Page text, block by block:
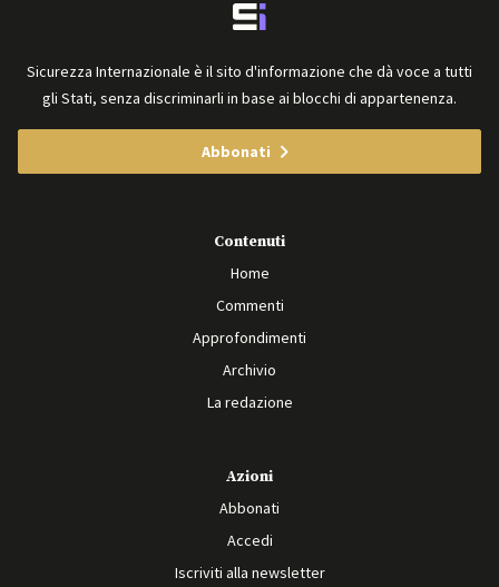
Sicurezza Internazionale è il sito d'informazione che dà voce a tutti
gli Stati, senza discriminarli in base ai blocchi di appartenenza.
Abbonati
Contenuti
Home
Commenti
Approfondimenti
Archivio
La redazione
Azioni
Abbonati
Accedi
Iscriviti alla newsletter